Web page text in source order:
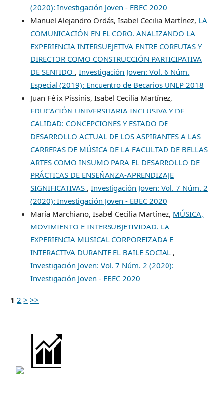
(2020): Investigación Joven - EBEC 2020
Manuel Alejandro Ordás, Isabel Cecilia Martínez, LA
COMUNICACIÓN EN EL CORO. ANALIZANDO LA
EXPERIENCIA INTERSUBJETIVA ENTRE COREUTAS Y
DIRECTOR COMO CONSTRUCCIÓN PARTICIPATIVA
DE SENTIDO ,Investigación Joven: Vol. 6 Núm.
Especial (2019): Encuentro de Becarios UNLP 2018
Juan Félix Pissinis, Isabel Cecilia Martínez,
EDUCACIÓN UNIVERSITARIA INCLUSIVA Y DE
CALIDAD: CONCEPCIONES Y ESTADO DE
DESARROLLO ACTUAL DE LOS ASPIRANTES A LAS
CARRERAS DE MÚSICA DE LA FACULTAD DE BELLAS
ARTES COMO INSUMO PARA EL DESARROLLO DE
PRÁCTICAS DE ENSEÑANZA-APRENDIZAJE
SIGNIFICATIVAS ,Investigación Joven: Vol. 7 Núm. 2
(2020): Investigación Joven - EBEC 2020
María Marchiano, Isabel Cecilia Martínez, MÚSICA,
MOVIMIENTO E INTERSUBJETIVIDAD: LA
EXPERIENCIA MUSICAL CORPOREIZADA E
INTERACTIVA DURANTE EL BAILE SOCIAL ,
Investigación Joven: Vol. 7 Núm. 2 (2020):
Investigación Joven - EBEC 2020
1 2 > >>